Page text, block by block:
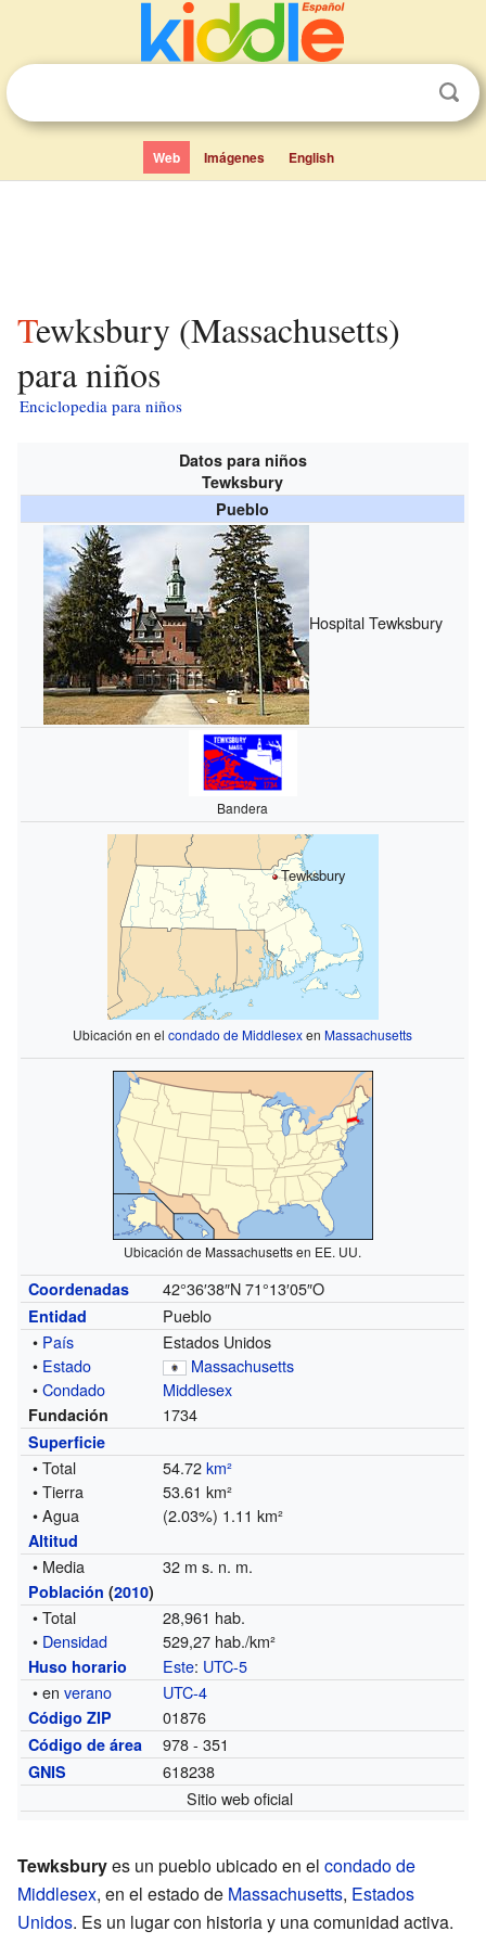
Web Imágenes English
Tewksbury (Massachusetts)
para niños
Enciclopedia para niños
Datos para niños
Tewksbury
Pueblo
Hospital Tewksbury
Bandera
Tewksbury
Ubicación en elcondado de MiddlesexenMassachusetts
Ubicación de Massachusetts en EE. UU.
Coordenadas 42°36′38″N 71°13′05″O
Entidad
Pueblo
• País
Estados Unidos
• Estado
Massachusetts
•Condado Middlesex
Fundación 1734
Superficie
• Total 54.72km²
• Tierra
53.61 km²
• Agua
(2.03%) 1.11 km²
Altitud
• Media 32 m s. n. m.
Población (2010)
• Total
28,961 hab.
• Densidad 529,27 hab./km²
Huso horario Este: UTC-5
• enverano UTC-4
Código ZIP 01876
Código de área 978 - 351
GNIS
618238
Sitio web oficial
Tewksburyes un pueblo ubicado en el condado de
Middlesex, en el estado de Massachusetts, Estados
Unidos. Es un lugar con historia y una comunidad activa.